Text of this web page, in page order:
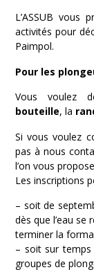
L’ASSUB vous
activités pour
Paimpol.
Pour les
Vous voulez
bouteille, la
Si vous voulez
pas à nous
l’on vous
Les inscriptions
– soit de
dès que l’eau
terminer la
– soit sur temps
groupes de